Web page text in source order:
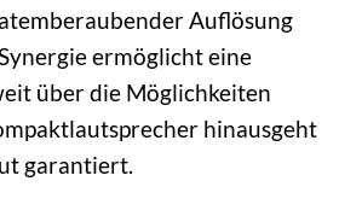
Auflösung
ermöglicht eine
über die Möglichkeiten
hinausgeht
garantiert.